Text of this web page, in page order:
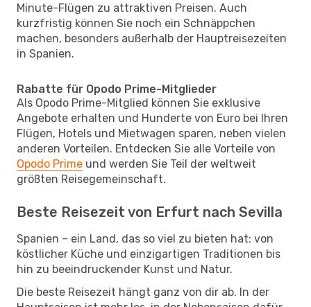
Minute-Flügen zu attraktiven Preisen. Auch
kurzfristig können Sie noch ein Schnäppchen
machen, besonders außerhalb der Hauptreisezeiten
in Spanien.
Rabatte für Opodo Prime-Mitglieder
Als Opodo Prime-Mitglied können Sie exklusive
Angebote erhalten und Hunderte von Euro bei Ihren
Flügen, Hotels und Mietwagen sparen, neben vielen
anderen Vorteilen. Entdecken Sie alle Vorteile von
Opodo Prime und werden Sie Teil der weltweit
größten Reisegemeinschaft.
Beste Reisezeit von Erfurt nach Sevilla
Spanien – ein Land, das so viel zu bieten hat: von
köstlicher Küche und einzigartigen Traditionen bis
hin zu beeindruckender Kunst und Natur.
Die beste Reisezeit hängt ganz von dir ab. In der